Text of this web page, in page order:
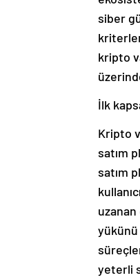
siber
kripto
İlk
Kripto
satım
satım
uzanan
yükünü
yeterli